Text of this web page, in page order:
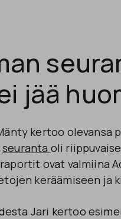
jää
kertoo
seuranta oli
ovat valmiina
keräämiseen ja
Jari kertoo